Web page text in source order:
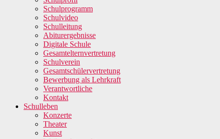
Schulprogramm
Schulvideo
Schulleitung
Abiturergebnisse
Digitale Schule
Gesamtelternvertretung
Schulverein
Gesamtschülervertretung
Bewerbung als Lehrkraft
Verantwortliche
Kontakt
Schulleben
Konzerte
Theater
Kunst